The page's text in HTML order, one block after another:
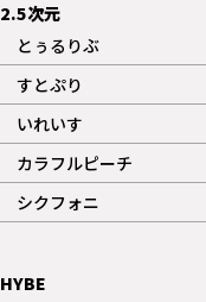
2.5次元
とぅるりぶ
記事
すとぷり
記事
ギャラリー
いれいす
記事
ギャラリー
カラフルピーチ
記事
シクフォニ
記事
HYBE